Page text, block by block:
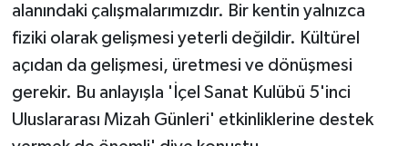
alanındaki çalışmalarımızdır. Bir kentin yalnızca
fiziki olarak gelişmesi yeterli değildir. Kültürel
açıdan da gelişmesi, üretmesi ve dönüşmesi
gerekir. Bu anlayışla 'İçel Sanat Kulübü 5'inci
Uluslararası Mizah Günleri' etkinliklerine destek